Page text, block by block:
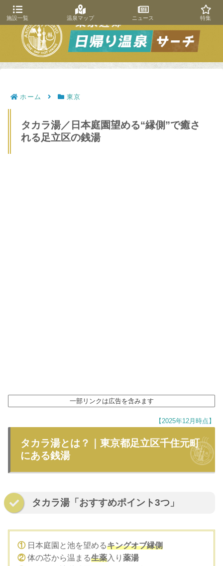
ホーム 東京
タカラ湯／日本庭園望める“縁側”で癒さ
れる足立区の銭湯
一部リンクは広告を含みます
【2025年12月時点】
タカラ湯とは？｜東京都足立区千住元町
にある銭湯
タカラ湯「おすすめポイント3つ」
①日本庭園と池を望めるキングオブ縁側
②体の芯から温まる生薬入り 薬湯
施設一覧 温泉マップ ニュース 特集